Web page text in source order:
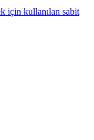
için kullanılan sabit